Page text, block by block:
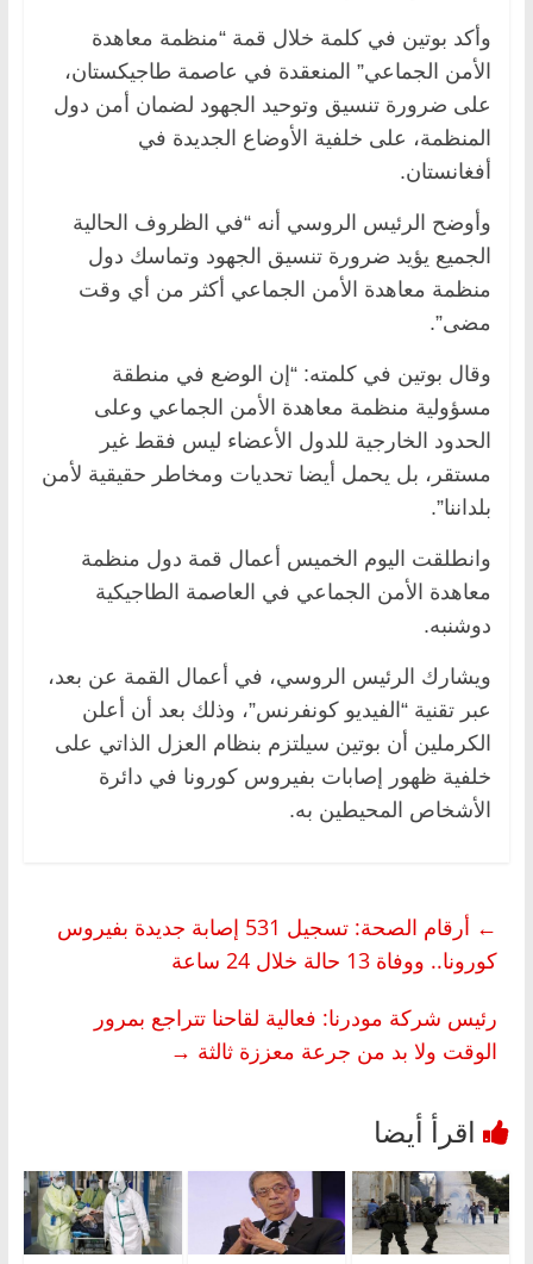
وأكد بوتين في كلمة خلال قمة “منظمة معاهدة
الأمن الجماعي” المنعقدة في عاصمة طاجيكستان،
على ضرورة تنسيق وتوحيد الجهود لضمان أمن دول
المنظمة، على خلفية الأوضاع الجديدة في
أفغانستان.
وأوضح الرئيس الروسي أنه “في الظروف الحالية
الجميع يؤيد ضرورة تنسيق الجهود وتماسك دول
منظمة معاهدة الأمن الجماعي أكثر من أي وقت
مضى”.
وقال بوتين في كلمته: “إن الوضع في منطقة
مسؤولية منظمة معاهدة الأمن الجماعي وعلى
الحدود الخارجية للدول الأعضاء ليس فقط غير
مستقر، بل يحمل أيضا تحديات ومخاطر حقيقية لأمن
بلداننا”.
وانطلقت اليوم الخميس أعمال قمة دول منظمة
معاهدة الأمن الجماعي في العاصمة الطاجيكية
دوشنبه.
ويشارك الرئيس الروسي، في أعمال القمة عن بعد،
عبر تقنية “الفيديو كونفرنس”، وذلك بعد أن أعلن
الكرملين أن بوتين سيلتزم بنظام العزل الذاتي على
خلفية ظهور إصابات بفيروس كورونا في دائرة
الأشخاص المحيطين به.
←
أرقام الصحة: تسجيل 531 إصابة جديدة بفيروس
كورونا.. ووفاة 13 حالة خلال 24 ساعة
رئيس شركة مودرنا: فعالية لقاحنا تتراجع بمرور
الوقت ولا بد من جرعة معززة ثالثة →